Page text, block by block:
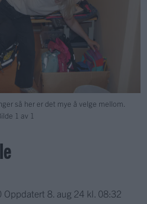
så her er det mye å velge mellom.
1 av 1
Oppdatert8. aug 24 kl. 08:32